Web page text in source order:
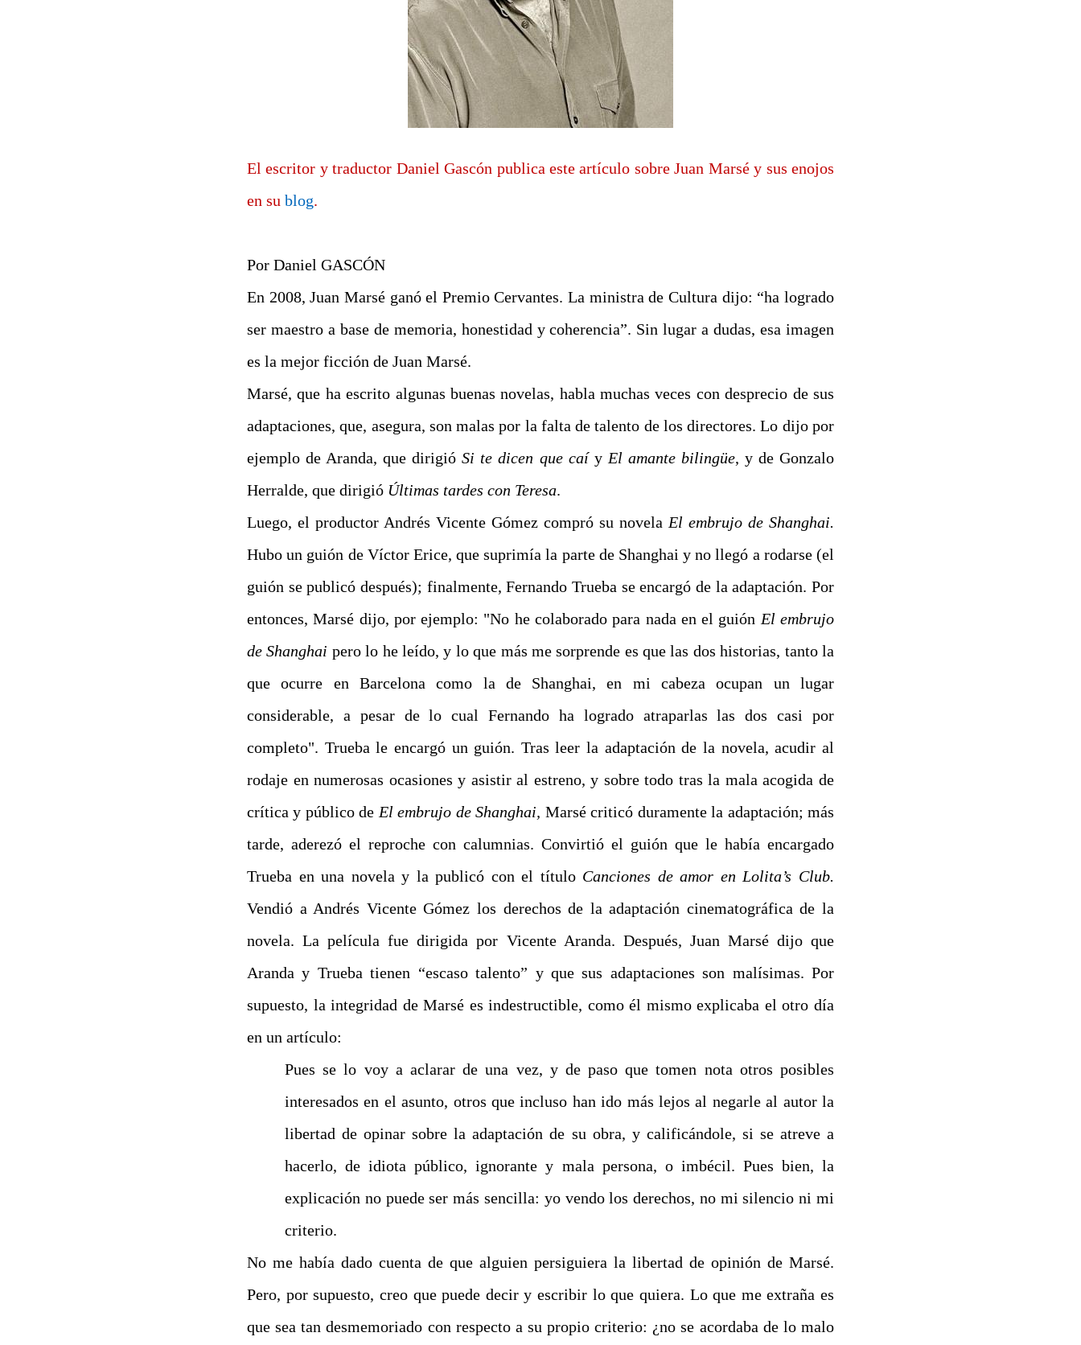
El escritor y traductor Daniel Gascón publica este artículo sobre Juan Marsé y sus enojos
en su blog.
Por Daniel GASCÓN
En 2008, Juan Marsé ganó el Premio Cervantes. La ministra de Cultura dijo: “ha logrado
ser maestro a base de memoria, honestidad y coherencia”. Sin lugar a dudas, esa imagen
es la mejor ficción de Juan Marsé.
Marsé, que ha escrito algunas buenas novelas, habla muchas veces con desprecio de sus
adaptaciones, que, asegura, son malas por la falta de talento de los directores. Lo dijo por
ejemplo de Aranda, que dirigióSi te dicen que caíy El amante bilingüe, y de Gonzalo
Herralde, que dirigió Últimas tardes con Teresa.
Luego, el productor Andrés Vicente Gómez compró su novela El embrujo de Shanghai.
Hubo un guión de Víctor Erice, que suprimía la parte de Shanghai y no llegó a rodarse (el
guión se publicó después); finalmente, Fernando Trueba se encargó de la adaptación. Por
entonces, Marsé dijo, por ejemplo: "No he colaborado para nada en el guión El embrujo
de Shanghai pero lo he leído, y lo que más me sorprende es que las dos historias, tanto la
que ocurre en Barcelona como la de Shanghai, en mi cabeza ocupan un lugar
considerable, a pesar de lo cual Fernando ha logrado atraparlas las dos casi por
completo". Trueba le encargó un guión. Tras leer la adaptación de la novela, acudir al
rodaje en numerosas ocasiones y asistir al estreno, y sobre todo tras la mala acogida de
crítica y público de El embrujo de Shanghai, Marsé criticó duramente la adaptación; más
tarde, aderezó el reproche con calumnias. Convirtió el guión que le había encargado
Trueba en una novela y la publicó con el título Canciones de amor en Lolita’s Club.
Vendió a Andrés Vicente Gómez los derechos de la adaptación cinematográfica de la
novela. La película fue dirigida por Vicente Aranda. Después, Juan Marsé dijo que
Aranda y Trueba tienen “escaso talento” y que sus adaptaciones son malísimas. Por
supuesto, la integridad de Marsé es indestructible, como él mismo explicaba el otro día
en un artículo:
Pues se lo voy a aclarar de una vez, y de paso que tomen nota otros posibles
interesados en el asunto, otros que incluso han ido más lejos al negarle al autor la
libertad de opinar sobre la adaptación de su obra, y calificándole, si se atreve a
hacerlo, de idiota público, ignorante y mala persona, o imbécil. Pues bien, la
explicación no puede ser más sencilla: yo vendo los derechos, no mi silencio ni mi
criterio.
No me había dado cuenta de que alguien persiguiera la libertad de opinión de Marsé.
Pero, por supuesto, creo que puede decir y escribir lo que quiera. Lo que me extraña es
que sea tan desmemoriado con respecto a su propio criterio: ¿no se acordaba de lo malo